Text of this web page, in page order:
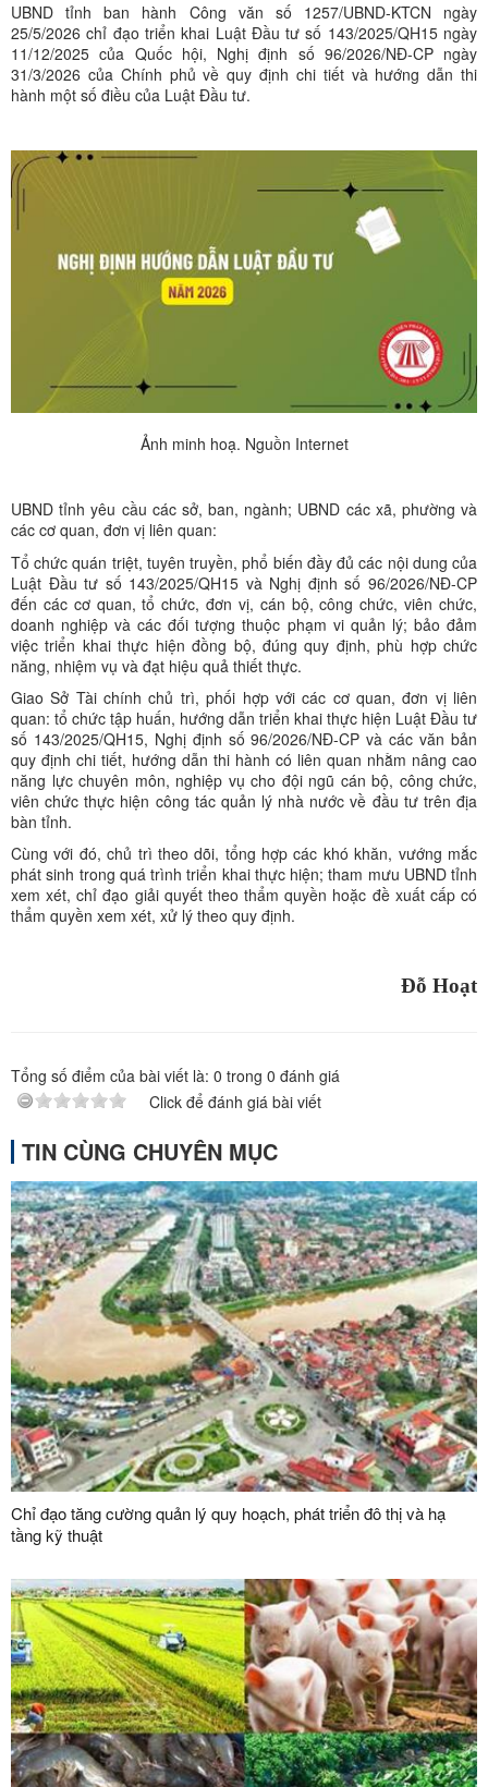
UBND tỉnh ban hành Công văn số 1257/UBND-KTCN ngày
25/5/2026 chỉ đạo triển khai Luật Đầu tư số 143/2025/QH15 ngày
11/12/2025 của Quốc hội, Nghị định số 96/2026/NĐ-CP ngày
31/3/2026 của Chính phủ về quy định chi tiết và hướng dẫn thi
hành một số điều của Luật Đầu tư.
Ảnh minh hoạ. Nguồn Internet
UBND tỉnh yêu cầu các sở, ban, ngành; UBND các xã, phường và
các cơ quan, đơn vị liên quan:
Tổ chức quán triệt, tuyên truyền, phổ biến đầy đủ các nội dung của
Luật Đầu tư số 143/2025/QH15 và Nghị định số 96/2026/NĐ-CP
đến các cơ quan, tổ chức, đơn vị, cán bộ, công chức, viên chức,
doanh nghiệp và các đối tượng thuộc phạm vi quản lý; bảo đảm
việc triển khai thực hiện đồng bộ, đúng quy định, phù hợp chức
năng, nhiệm vụ và đạt hiệu quả thiết thực.
Giao Sở Tài chính chủ trì, phối hợp với các cơ quan, đơn vị liên
quan: tổ chức tập huấn, hướng dẫn triển khai thực hiện Luật Đầu tư
số 143/2025/QH15, Nghị định số 96/2026/NĐ-CP và các văn bản
quy định chi tiết, hướng dẫn thi hành có liên quan nhằm nâng cao
năng lực chuyên môn, nghiệp vụ cho đội ngũ cán bộ, công chức,
viên chức thực hiện công tác quản lý nhà nước về đầu tư trên địa
bàn tỉnh.
Cùng với đó, chủ trì theo dõi, tổng hợp các khó khăn, vướng mắc
phát sinh trong quá trình triển khai thực hiện; tham mưu UBND tỉnh
xem xét, chỉ đạo giải quyết theo thẩm quyền hoặc đề xuất cấp có
thẩm quyền xem xét, xử lý theo quy định.
Đỗ Hoạt
Tổng số điểm của bài viết là: 0 trong 0 đánh giá
Click để đánh giá bài viết
TIN CÙNG CHUYÊN MỤC
Chỉ đạo tăng cường quản lý quy hoạch, phát triển đô thị và hạ
tầng kỹ thuật